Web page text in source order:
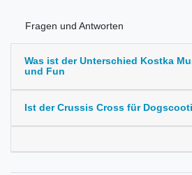
Fragen und Antworten
Was ist der Unterschied Kostka
und Fun
Ist der Crussis Cross für